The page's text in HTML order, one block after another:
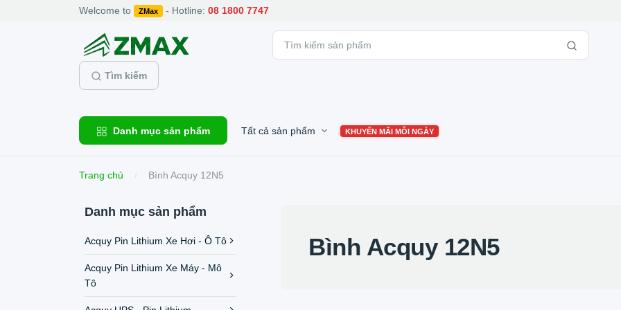
Welcome to ZMax - Hotline: 08 1800 7747
Tìm kiếm
Danh mục sản phẩm Tất cả sản phẩm KHUYẾN MÃI MỖI NGÀY
Trang chủ Bình Acquy 12N5
Danh mục sản phẩm
Acquy Pin Lithium Xe Hơi - Ô Tô
Acquy Pin Lithium Xe Máy - Mô
Tô
Bình Acquy 12N5